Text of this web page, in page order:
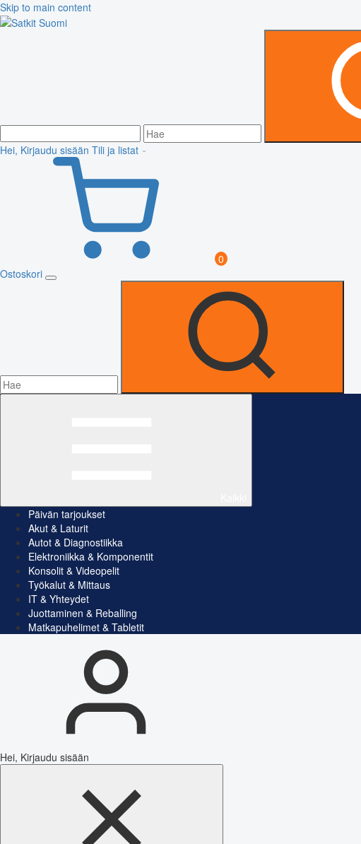
Skip to main content
Hei, Kirjaudu sisään Tili ja listat
0
Ostoskori
Päivän tarjoukset
Akut & Laturit
Autot & Diagnostiikka
Elektroniikka & Komponentit
Konsolit & Videopelit
Työkalut & Mittaus
IT & Yhteydet
Juottaminen & Reballing
Matkapuhelimet & Tabletit
Hei, Kirjaudu sisään